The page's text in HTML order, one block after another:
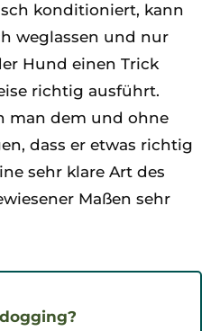
konditioniert, kann
weglassen und nur
Hund einen Trick
richtig ausführt.
man dem und ohne
dass er etwas richtig
sehr klare Art des
Maßen sehr